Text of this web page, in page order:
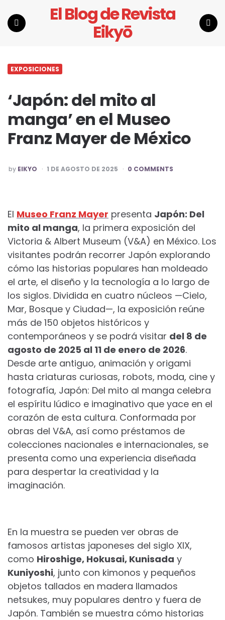
El Blog de Revista
Eikyō
EXPOSICIONES
‘Japón: del mito al
manga’ en el Museo
Franz Mayer de México
POSTED
BY
by EIKYO 1 DE AGOSTO DE 2025 0 COMMENTS
El Museo Franz Mayer presenta Japón: Del
mito al manga, la primera exposición del
Victoria & Albert Museum (V&A) en México. Los
visitantes podrán recorrer Japón explorando
cómo las historias populares han moldeado
el arte, el diseño y la tecnología a lo largo de
los siglos. Dividida en cuatro núcleos —Cielo,
Mar, Bosque y Ciudad—, la exposición reúne
más de 150 objetos históricos y
contemporáneos y se podrá visitar del 8 de
agosto de 2025 al 11 de enero de 2026.
Desde arte antiguo, animación y origami
hasta criaturas curiosas, robots, moda, cine y
fotografía, Japón: Del mito al manga celebra
el espíritu lúdico e imaginativo que yace en el
corazón de esta cultura. Conformada por
obras del V&A, así como préstamos de
colecciones nacionales e internacionales, se
presenta como una experiencia diseñada
para despertar la creatividad y la
imaginación.
En la muestra se pueden ver obras de
famosos artistas japoneses del siglo XIX,
como Hiroshige, Hokusai, Kunisada y
Kuniyoshi, junto con kimonos y pequeños
objetos tallados en madera llamados
netsukes, muy populares dentro y fuera de
Japón. También se muestra cómo historias